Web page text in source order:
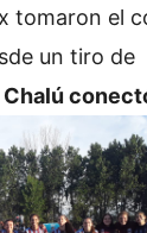
tomaron el
un tiro de
Chalú